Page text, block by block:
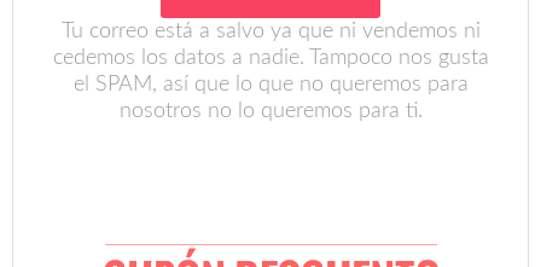
Tu correo está a salvo ya que ni vendemos ni
cedemos los datos a nadie. Tampoco nos gusta
el SPAM, así que lo que no queremos para
nosotros no lo queremos para ti.